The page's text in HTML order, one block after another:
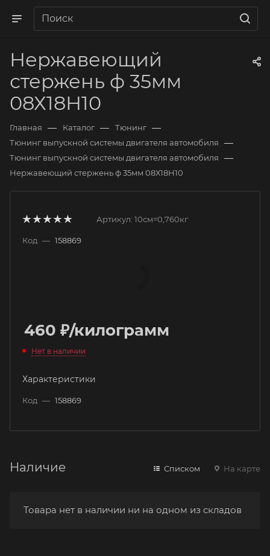
Нержавеющий
стержень ф 35мм
08Х18Н10
Главная — Каталог — Тюнинг —
Тюнинг выпускной системы двигателя автомобиля —
Тюнинг выпускной системы двигателя автомобиля —
Нержавеющий стержень ф 35мм 08Х18Н10
Артикул: 10см=0,760кг
Код — 158869
460 ₽/килограмм
Нет в наличии
Характеристики
Код — 158869
Наличие Списком На карте
Товара нет в наличии ни на одном из складов